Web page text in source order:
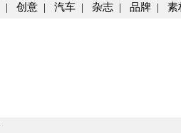
| 创意 | 汽车 | 杂志 | 品牌 | 素